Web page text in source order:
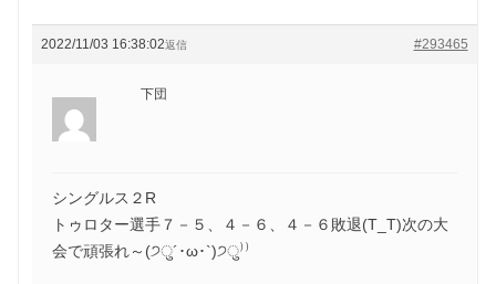
2022/11/03 16:38:02 #293465
返信
下団
シングルス２R
トゥロター選手７－５、４－６、４－６敗退(T_T)次の大
会で頑張れ～(੭ु´･ω･`)੭ु⁾⁾